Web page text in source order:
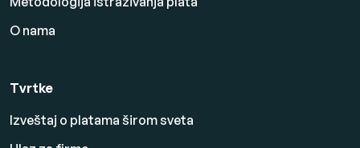
O nama
Tvrtke
Izveštaj o platama širom sveta